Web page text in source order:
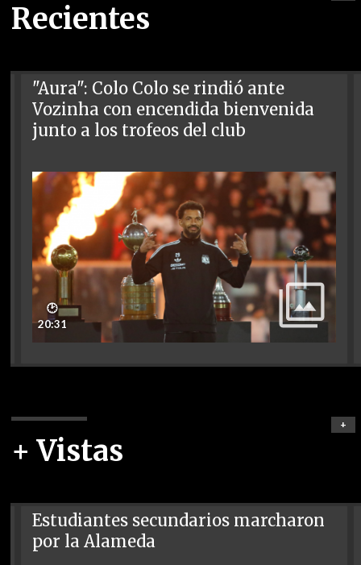
Recientes
"Aura": Colo Colo se rindió ante
Vozinha con encendida bienvenida
junto a los trofeos del club
🕑
20:31
+ Vistas
+
Estudiantes secundarios marcharon
por la Alameda